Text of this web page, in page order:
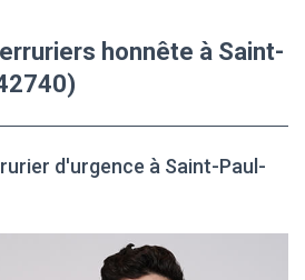
honnête à Saint-
d'urgence à Saint-Paul-